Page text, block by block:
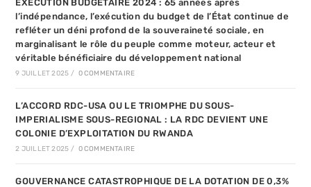
EXECUTION BUDGETAIRE 2024 : 65 années après
l’indépendance, l’exécution du budget de l’État continue de
refléter un déni profond de la souveraineté sociale, en
marginalisant le rôle du peuple comme moteur, acteur et
véritable bénéficiaire du développement national
9 JUILLET 2025 / 0 COMMENTAIRE
L’ACCORD RDC-USA OU LE TRIOMPHE DU SOUS-
IMPERIALISME SOUS-REGIONAL : LA RDC DEVIENT UNE
COLONIE D’EXPLOITATION DU RWANDA
2 JUILLET 2025 / 0 COMMENTAIRE
GOUVERNANCE CATASTROPHIQUE DE LA DOTATION DE 0,3%